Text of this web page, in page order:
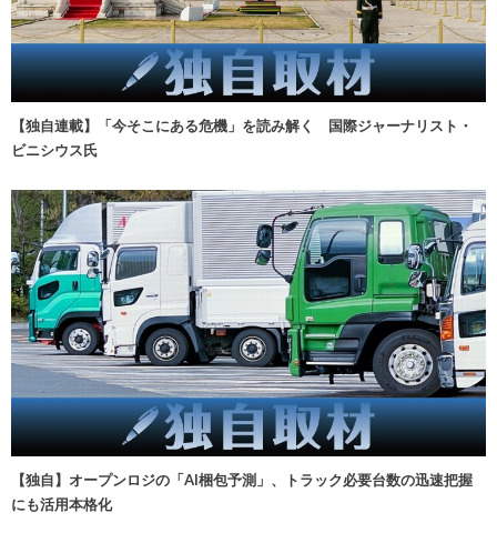
【独自連載】「今そこにある危機」を読み解く 国際ジャーナリスト・
ビニシウス氏
【独自】オープンロジの「AI梱包予測」、トラック必要台数の迅速把握
にも活用本格化